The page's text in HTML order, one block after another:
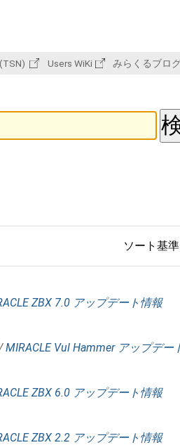
Users WiKi みらくるブロ
ソート基準
ZBX 7.0 アップデート情報
MIRACLE Vul Hammer アップデー
ZBX 6.0 アップデート情報
ZBX 2.2 アップデート情報